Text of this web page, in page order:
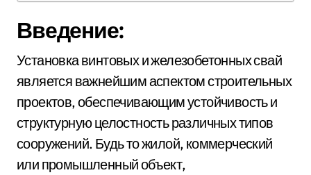
Введение:
Установка винтовых и железобетонных свай
является важнейшим аспектом строительных
проектов, обеспечивающим устойчивость и
структурную целостность различных типов
сооружений. Будь то жилой, коммерческий
или промышленный объект,